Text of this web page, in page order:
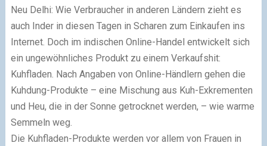
Neu Delhi: Wie Verbraucher in anderen Ländern zieht es
auch Inder in diesen Tagen in Scharen zum Einkaufen ins
Internet. Doch im indischen Online-Handel entwickelt sich
ein ungewöhnliches Produkt zu einem Verkaufshit:
Kuhfladen. Nach Angaben von Online-Händlern gehen die
Kuhdung-Produkte – eine Mischung aus Kuh-Exkrementen
und Heu, die in der Sonne getrocknet werden, – wie warme
Semmeln weg.
Die Kuhfladen-Produkte werden vor allem von Frauen in